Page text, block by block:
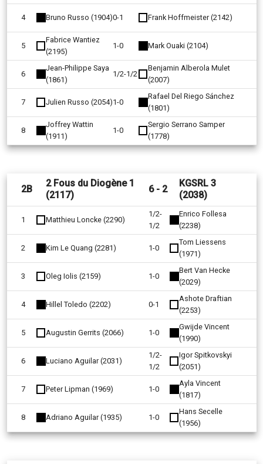
4 Bruno Russo (1904)0-1 Frank Hoffmeister (2142)
5
Fabrice Wantiez
(2195)
1-0 Mark Ouaki (2104)
6
Jean-Philippe Saya
(1861)
1/2-1/2
Benjamin Alberola Mulet
(2007)
7 Julien Russo (2054)1-0
Rafael Del Riego Sánchez
(1801)
8
Joffrey Wattin
(1911)
1-0
Sergio Serrano Samper
(1778)
2B
2 Fous du Diogène 1
(2117)
6 - 2
KGSRL 3
(2038)
1 Matthieu Loncke (2290)
1/2-
1/2
Enrico Follesa
(2238)
2 Kim Le Quang (2281) 1-0
Tom Liessens
(1971)
3 Oleg Iolis (2159) 1-0
Bert Van Hecke
(2029)
4 Hillel Toledo (2202) 0-1
Ashote Draftian
(2253)
5 Augustin Gerrits (2066) 1-0
Gwijde Vincent
(1990)
6 Luciano Aguilar (2031)
1/2-
1/2
Igor Spitkovskyi
(2051)
7 Peter Lipman (1969) 1-0
Ayla Vincent
(1817)
8 Adriano Aguilar (1935) 1-0
Hans Secelle
(1956)